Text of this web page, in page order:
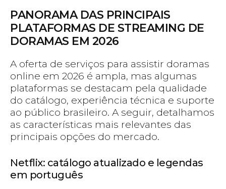
PANORAMA DAS PRINCIPAIS
PLATAFORMAS DE STREAMING DE
DORAMAS EM 2026
A oferta de serviços para assistir doramas
online em 2026 é ampla, mas algumas
plataformas se destacam pela qualidade
do catálogo, experiência técnica e suporte
ao público brasileiro. A seguir, detalhamos
as características mais relevantes das
principais opções do mercado.
Netflix: catálogo atualizado e legendas
em português